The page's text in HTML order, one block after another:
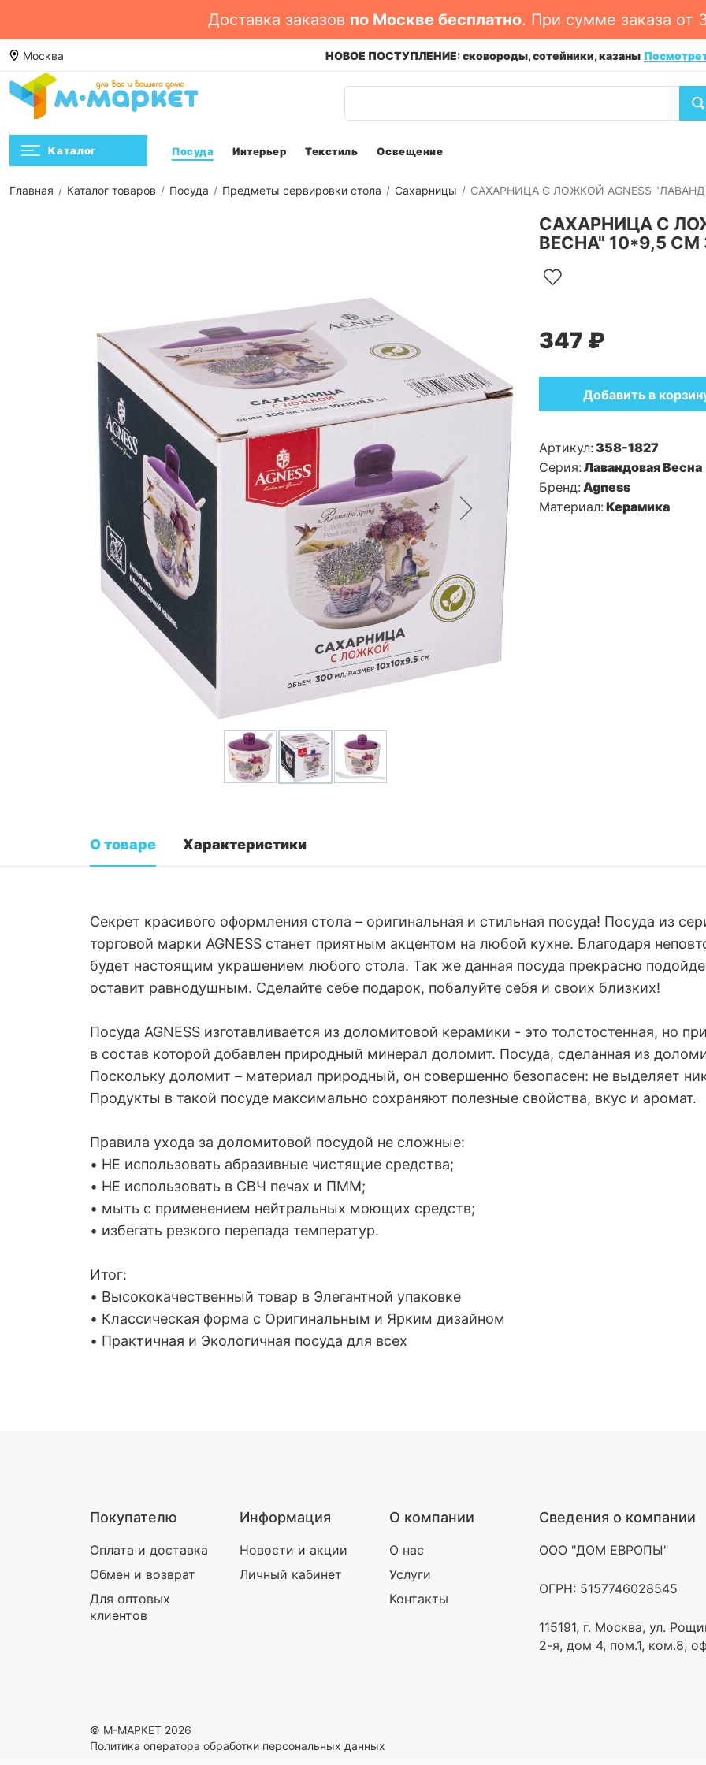
Доставка заказов по Москве бесплатно. При сумме заказа от
Москва
Смотреть -> НОВОЕ ПОСТУПЛЕНИЕ: сковороды, сотейники, казаны
Каталог Посуда Интерьер Текстиль Освещение
Главная Каталог товаров Посуда Предметы сервировки стола Сахарницы САХАРНИЦА С ЛОЖКОЙ AGNESS
САХАРНИЦА С
ВЕСНА" 10*9,5
347 ₽
Добавить в
Артикул: 358-1827
Серия: Лавандовая Весна
Бренд: Agness
Материал: Керамика
О товаре Характеристики
Секрет красивого оформления стола – оригинальная и стильная посуда! Посуда из
торговой марки AGNESS станет приятным акцентом на любой кухне. Благодаря
будет настоящим украшением любого стола. Так же данная посуда прекрасно
оставит равнодушным. Сделайте себе подарок, побалуйте себя и своих близких!
Посуда AGNESS изготавливается из доломитовой керамики - это толстостенная, но
в состав которой добавлен природный минерал доломит. Посуда, сделанная из
Поскольку доломит – материал природный, он совершенно безопасен: не выделяет
Продукты в такой посуде максимально сохраняют полезные свойства, вкус и аромат.
Правила ухода за доломитовой посудой не сложные:
• НЕ использовать абразивные чистящие средства;
• НЕ использовать в СВЧ печах и ПММ;
• мыть с применением нейтральных моющих средств;
• избегать резкого перепада температур.
Итог:
• Высококачественный товар в Элегантной упаковке
• Классическая форма с Оригинальным и Ярким дизайном
• Практичная и Экологичная посуда для всех
Покупателю
Оплата и доставка
Обмен и возврат
Для оптовых
клиентов
Информация
Новости и акции
Личный кабинет
О компании
О нас
Услуги
Контакты
Сведения о компании
ООО "ДОМ ЕВРОПЫ"
ОГРН: 5157746028545
115191, г. Москва, ул.
2-я, дом 4, пом.1, ком.8,
© М-МАРКЕТ 2026
Политика оператора обработки персональных данных